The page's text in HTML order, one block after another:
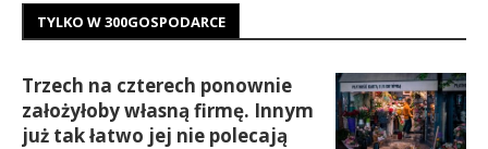
TYLKO W 300GOSPODARCE
Trzech na czterech ponownie
założyłoby własną firmę. Innym
już tak łatwo jej nie polecają